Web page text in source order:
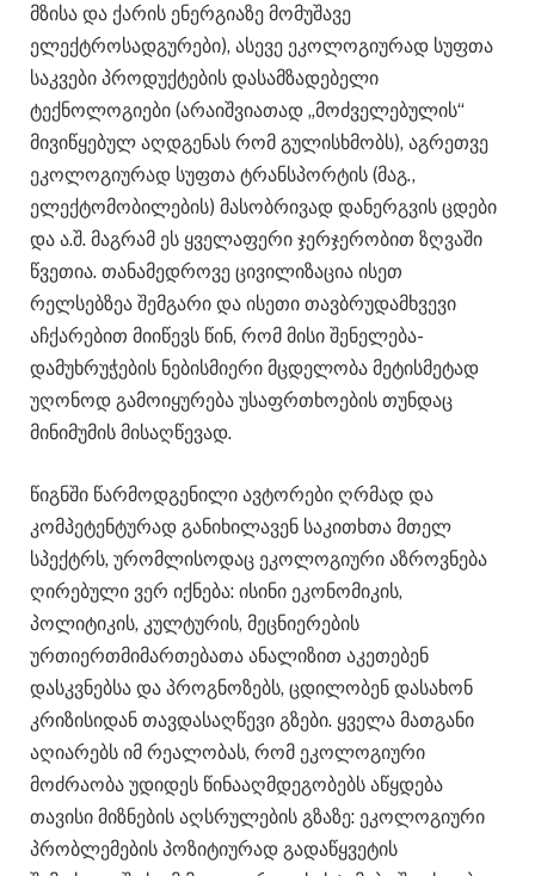
მზისა და ქარის ენერგიაზე მომუშავე
ელექტროსადგურები), ასევე ეკოლოგიურად სუფთა
საკვები პროდუქტების დასამზადებელი
ტექნოლოგიები (არაიშვიათად „მოძველებულის“
მივიწყებულ აღდგენას რომ გულისხმობს), აგრეთვე
ეკოლოგიურად სუფთა ტრანსპორტის (მაგ.,
ელექტომობილების) მასობრივად დანერგვის ცდები
და ა.შ. მაგრამ ეს ყველაფერი ჯერჯერობით ზღვაში
წვეთია. თანამედროვე ცივილიზაცია ისეთ
რელსებზეა შემგარი და ისეთი თავბრუდამხვევი
აჩქარებით მიიწევს წინ, რომ მისი შენელება-
დამუხრუჭების ნებისმიერი მცდელობა მეტისმეტად
უღონოდ გამოიყურება უსაფრთხოების თუნდაც
მინიმუმის მისაღწევად.
წიგნში წარმოდგენილი ავტორები ღრმად და
კომპეტენტურად განიხილავენ საკითხთა მთელ
სპექტრს, ურომლისოდაც ეკოლოგიური აზროვნება
ღირებული ვერ იქნება: ისინი ეკონომიკის,
პოლიტიკის, კულტურის, მეცნიერების
ურთიერთმიმართებათა ანალიზით აკეთებენ
დასკვნებსა და პროგნოზებს, ცდილობენ დასახონ
კრიზისიდან თავდასაღწევი გზები. ყველა მათგანი
აღიარებს იმ რეალობას, რომ ეკოლოგიური
მოძრაობა უდიდეს წინააღმდეგობებს აწყდება
თავისი მიზნების აღსრულების გზაზე: ეკოლოგიური
პრობლემების პოზიტიურად გადაწყვეტის